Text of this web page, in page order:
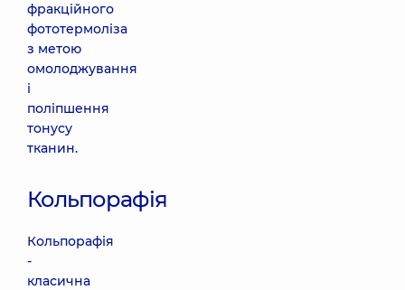
фракційного
фототермоліза
з метою
омолоджування
і
поліпшення
тонусу
тканин.
Кольпорафія
Кольпорафія
-
класична